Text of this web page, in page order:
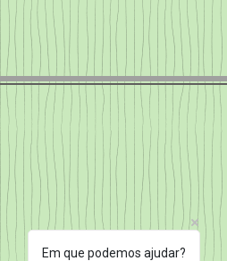
Em que podemos ajudar?